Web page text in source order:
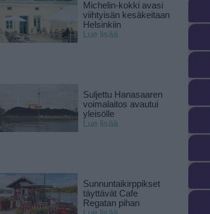
Michelin-kokki avasi
viihtyisän kesäkeitaan
Helsinkiin
Lue lisää
Suljettu Hanasaaren
voimalaitos avautui
yleisölle
Lue lisää
Sunnuntaikirppikset
täyttävät Cafe
Regatan pihan